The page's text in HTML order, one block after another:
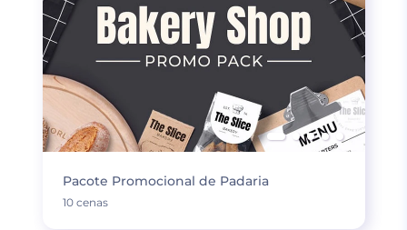
Pacote Promocional de Padaria
10 cenas